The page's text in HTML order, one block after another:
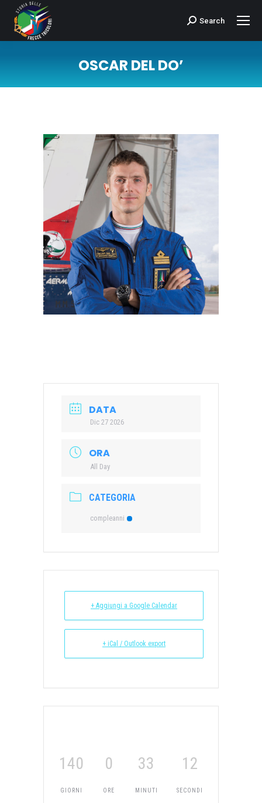
Cerca:Search
OSCAR DEL DO’
DATA
Dic 27 2026
ORA
All Day
CATEGORIA
compleanni
+ Aggiungi a Google Calendar
+ iCal / Outlook export
140
GIORNI
0
ORE
33
MINUTI
12
SECONDI